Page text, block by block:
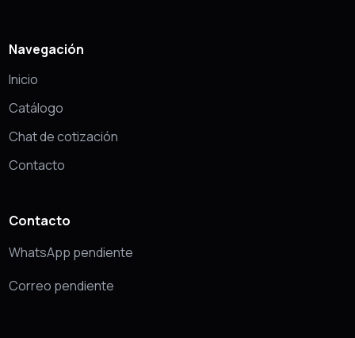
Navegación
Inicio
Catálogo
Chat de cotización
Contacto
Contacto
WhatsApp pendiente
Correo pendiente